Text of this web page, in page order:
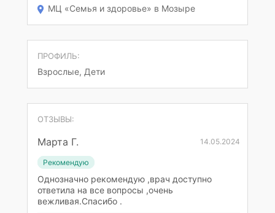
МЦ «Семья и здоровье» в Мозыре
ПРОФИЛЬ:
Взрослые, Дети
ОТЗЫВЫ:
Марта Г. 14.05.2024
Рекомендую
Однозначно рекомендую ,врач доступно
ответила на все вопросы ,очень
вежливая.Спасибо .